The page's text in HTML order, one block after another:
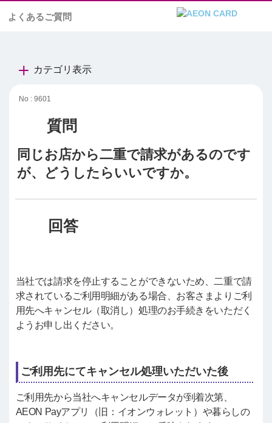
よくあるご質問
カテゴリ表示
No : 9601
同じお店から二重で請求があるのです
が、どうしたらいいですか。
当社では請求を停止することができないため、二重で請
求されているご利用明細がある場合、お客さまよりご利
用先へキャンセル（取消し）処理のお手続きをいただく
ようお申し出ください。
ご利用先にてキャンセル処理いただいた後
ご利用先から当社へキャンセルデータが到着次第、
AEON Payアプリ（旧：イオンウォレット）や暮らしの